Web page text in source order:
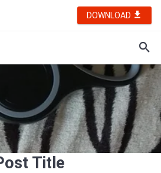
DOWNLOAD
Title